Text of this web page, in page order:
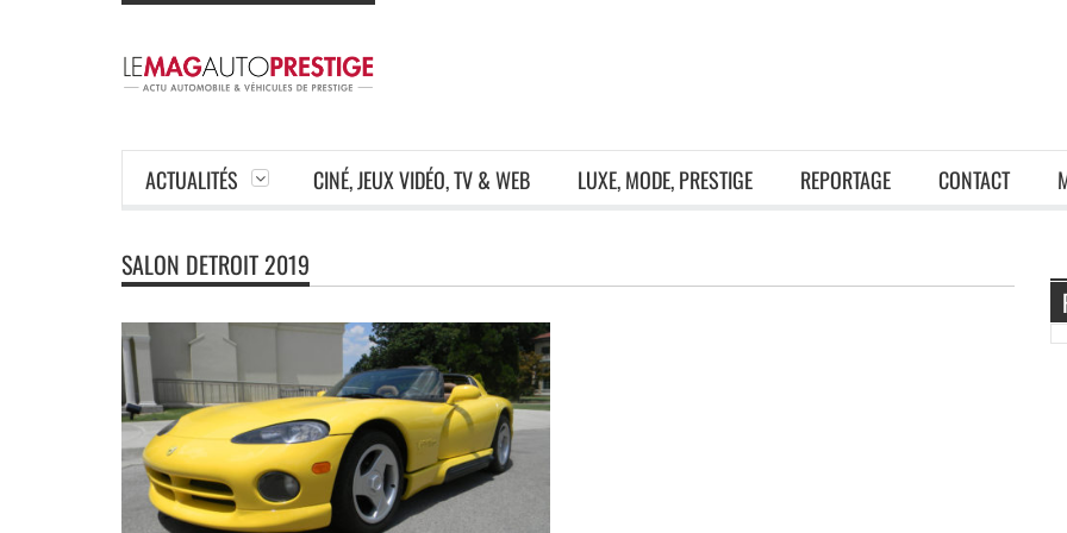
ACTUALITÉS CINÉ, JEUX VIDÉO, TV & WEB LUXE, MODE, PRESTIGE REPORTAGE CONTACT
SALON DETROIT 2019